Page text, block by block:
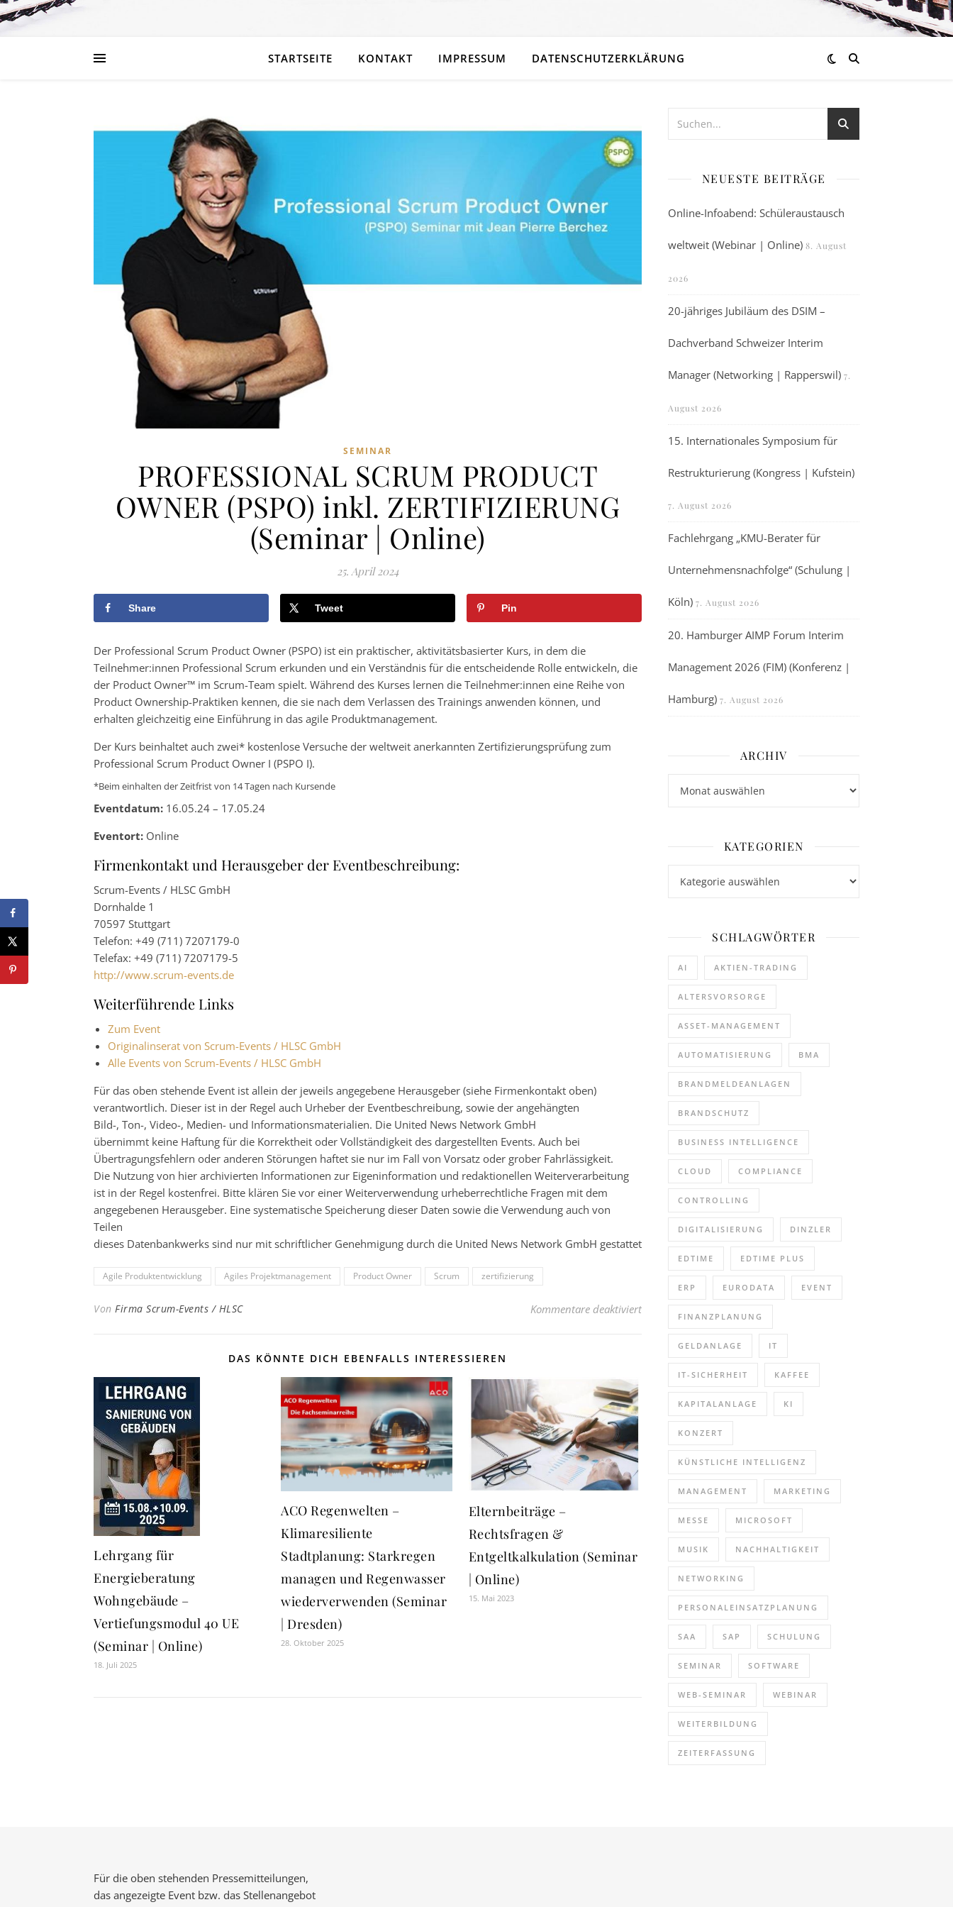
STARTSEITE KONTAKT IMPRESSUM DATENSCHUTZERKLÄRUNG
SEMINAR
PROFESSIONAL SCRUM PRODUCT
OWNER (PSPO) inkl. ZERTIFIZIERUNG
(Seminar | Online)
25. April 2024
Share Tweet Pin
Der Professional Scrum Product Owner (PSPO) ist ein praktischer, aktivitätsbasierter Kurs, in dem die
Teilnehmer:innen Professional Scrum erkunden und ein Verständnis für die entscheidende Rolle entwickeln, die
der Product Owner™ im Scrum-Team spielt. Während des Kurses lernen die Teilnehmer:innen eine Reihe von
Product Ownership-Praktiken kennen, die sie nach dem Verlassen des Trainings anwenden können, und
erhalten gleichzeitig eine Einführung in das agile Produktmanagement.
Der Kurs beinhaltet auch zwei* kostenlose Versuche der weltweit anerkannten Zertifizierungsprüfung zum
Professional Scrum Product Owner I (PSPO I).
*Beim einhalten der Zeitfrist von 14 Tagen nach Kursende
Eventdatum: 16.05.24 – 17.05.24
Eventort: Online
Firmenkontakt und Herausgeber der Eventbeschreibung:
Scrum-Events / HLSC GmbH
Dornhalde 1
70597 Stuttgart
Telefon: +49 (711) 7207179-0
Telefax: +49 (711) 7207179-5
http://www.scrum-events.de
Weiterführende Links
Zum Event
Originalinserat von Scrum-Events / HLSC GmbH
Alle Events von Scrum-Events / HLSC GmbH
Für das oben stehende Event ist allein der jeweils angegebene Herausgeber (siehe Firmenkontakt oben)
verantwortlich. Dieser ist in der Regel auch Urheber der Eventbeschreibung, sowie der angehängten
Bild-, Ton-, Video-, Medien- und Informationsmaterialien. Die United News Network GmbH
übernimmt keine Haftung für die Korrektheit oder Vollständigkeit des dargestellten Events. Auch bei
Übertragungsfehlern oder anderen Störungen haftet sie nur im Fall von Vorsatz oder grober Fahrlässigkeit.
Die Nutzung von hier archivierten Informationen zur Eigeninformation und redaktionellen Weiterverarbeitung
ist in der Regel kostenfrei. Bitte klären Sie vor einer Weiterverwendung urheberrechtliche Fragen mit dem
angegebenen Herausgeber. Eine systematische Speicherung dieser Daten sowie die Verwendung auch von
Teilen
dieses Datenbankwerks sind nur mit schriftlicher Genehmigung durch die United News Network GmbH gestattet
Agile Produktentwicklung Agiles Projektmanagement Product Owner Scrum zertifizierung
Von Firma Scrum-Events / HLSC Kommentare deaktiviertfür PROFESSIONAL SCRUM PRODUCT OWNER (PSPO) inkl.
DAS KÖNNTE DICH EBENFALLS INTERESSIEREN
Lehrgang für
Energieberatung
Wohngebäude –
Vertiefungsmodul 40 UE
(Seminar | Online)
18. Juli 2025
ACO Regenwelten –
Klimaresiliente
Stadtplanung: Starkregen
managen und Regenwasser
wiederverwenden (Seminar
| Dresden)
28. Oktober 2025
Elternbeiträge –
Rechtsfragen &
Entgeltkalkulation (Seminar
| Online)
15. Mai 2023
NEUESTE BEITRÄGE
Online-Infoabend: Schüleraustausch
weltweit (Webinar | Online) 8. August
2026
20-jähriges Jubiläum des DSIM –
Dachverband Schweizer Interim
Manager (Networking | Rapperswil) 7.
August 2026
15. Internationales Symposium für
Restrukturierung (Kongress | Kufstein)
7. August 2026
Fachlehrgang „KMU-Berater für
Unternehmensnachfolge“ (Schulung |
Köln) 7. August 2026
20. Hamburger AIMP Forum Interim
Management 2026 (FIM) (Konferenz |
Hamburg) 7. August 2026
ARCHIV
KATEGORIEN
SCHLAGWÖRTER
AI AKTIEN-TRADING
ALTERSVORSORGE
ASSET-MANAGEMENT
AUTOMATISIERUNG BMA
BRANDMELDEANLAGEN
BRANDSCHUTZ
BUSINESS INTELLIGENCE
CLOUD COMPLIANCE
CONTROLLING
DIGITALISIERUNG DINZLER
EDTIME EDTIME PLUS
ERP EURODATA EVENT
FINANZPLANUNG
GELDANLAGE IT
IT-SICHERHEIT KAFFEE
KAPITALANLAGE KI
KONZERT
KÜNSTLICHE INTELLIGENZ
MANAGEMENT MARKETING
MESSE MICROSOFT
MUSIK NACHHALTIGKEIT
NETWORKING
PERSONALEINSATZPLANUNG
SAA SAP SCHULUNG
SEMINAR SOFTWARE
WEB-SEMINAR WEBINAR
WEITERBILDUNG
ZEITERFASSUNG
Für die oben stehenden Pressemitteilungen,
das angezeigte Event bzw. das Stellenangebot